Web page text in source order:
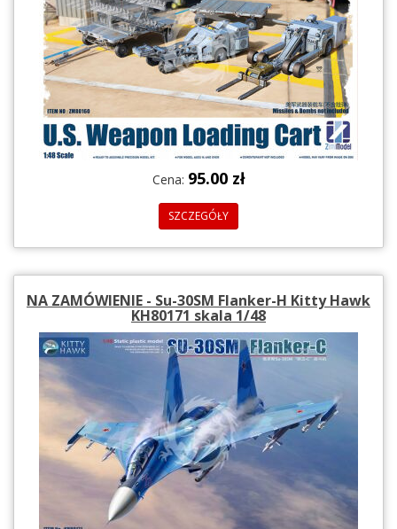
Cena: 95.00 zł
SZCZEGÓŁY
NA ZAMÓWIENIE - Su-30SM Flanker-H Kitty Hawk
KH80171 skala 1/48